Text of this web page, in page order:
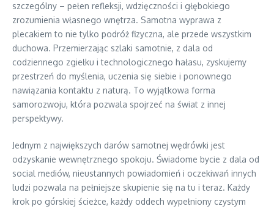
szczególny – pełen refleksji, wdzięczności i głębokiego
zrozumienia własnego wnętrza. Samotna wyprawa z
plecakiem to nie tylko podróż fizyczna, ale przede wszystkim
duchowa. Przemierzając szlaki samotnie, z dala od
codziennego zgiełku i technologicznego hałasu, zyskujemy
przestrzeń do myślenia, uczenia się siebie i ponownego
nawiązania kontaktu z naturą. To wyjątkowa forma
samorozwoju, która pozwala spojrzeć na świat z innej
perspektywy.
Jednym z największych darów samotnej wędrówki jest
odzyskanie wewnętrznego spokoju. Świadome bycie z dala od
social mediów, nieustannych powiadomień i oczekiwań innych
ludzi pozwala na pełniejsze skupienie się na tu i teraz. Każdy
krok po górskiej ścieżce, każdy oddech wypełniony czystym